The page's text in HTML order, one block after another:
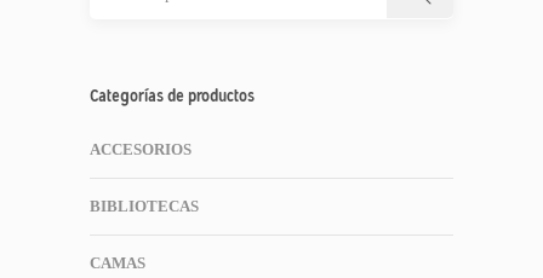
Categorías de productos
ACCESORIOS
BIBLIOTECAS
CAMAS